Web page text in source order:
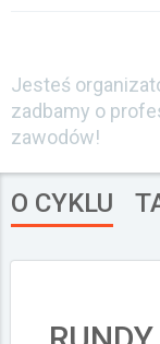
Jesteś
zadbamy o
zawodów!
O CYKLU